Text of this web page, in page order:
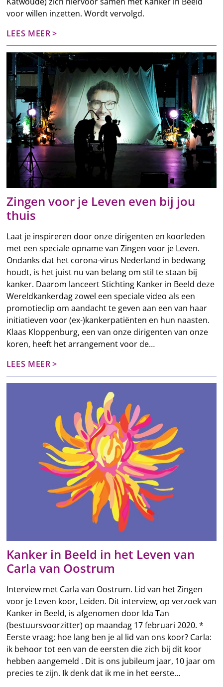
voor willen inzetten. Wordt vervolgd.
LEES MEER
Zingen voor je Leven even bij jou
thuis
Laat je inspireren door onze dirigenten en koorleden
met een speciale opname van Zingen voor je Leven.
Ondanks dat het corona-virus Nederland in bedwang
houdt, is het juist nu van belang om stil te staan bij
kanker. Daarom lanceert Stichting Kanker in Beeld deze
Wereldkankerdag zowel een speciale video als een
promotieclip om aandacht te geven aan een van haar
initiatieven voor (ex-)kankerpatiënten en hun naasten.
Klaas​ Kloppenburg, een van onze dirigenten van onze
koren, heeft het arrangement voor de…
LEES MEER
Kanker in Beeld in het Leven van
Carla van Oostrum
Interview met Carla van Oostrum. Lid van het Zingen
voor je Leven koor, Leiden. Dit interview, op verzoek van
Kanker in Beeld, is afgenomen door Ida Tan
(bestuursvoorzitter) op maandag 17 februari 2020. *
Eerste vraag; hoe lang ben je al lid van ons koor? Carla:
ik behoor tot een van de eersten die zich bij dit koor
hebben aangemeld . Dit is ons jubileum jaar, 10 jaar om
precies te zijn. Ik denk dat ik me in het eerste…